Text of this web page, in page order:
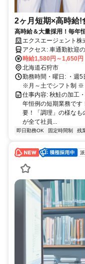
2ヶ月短期×高時給
高時給＆大量採用！毎年
エクスエージェント
アクセス: 車通勤歓迎の職場♪ バス通勤⇒南北線各駅（麻生駅～さっ
ぽろ駅）すぐ、東豊
ス停徒歩4分
時給1,580円～1,650円
北海道石狩市
勤務時間・曜日: ・週5
※月～土でシフト制 ※
仕事内容: 秋鮭の加工
年恒例の短期業務で
要！「調理」の様なも
が全て社員...
即日勤務OK 固定時間制 残